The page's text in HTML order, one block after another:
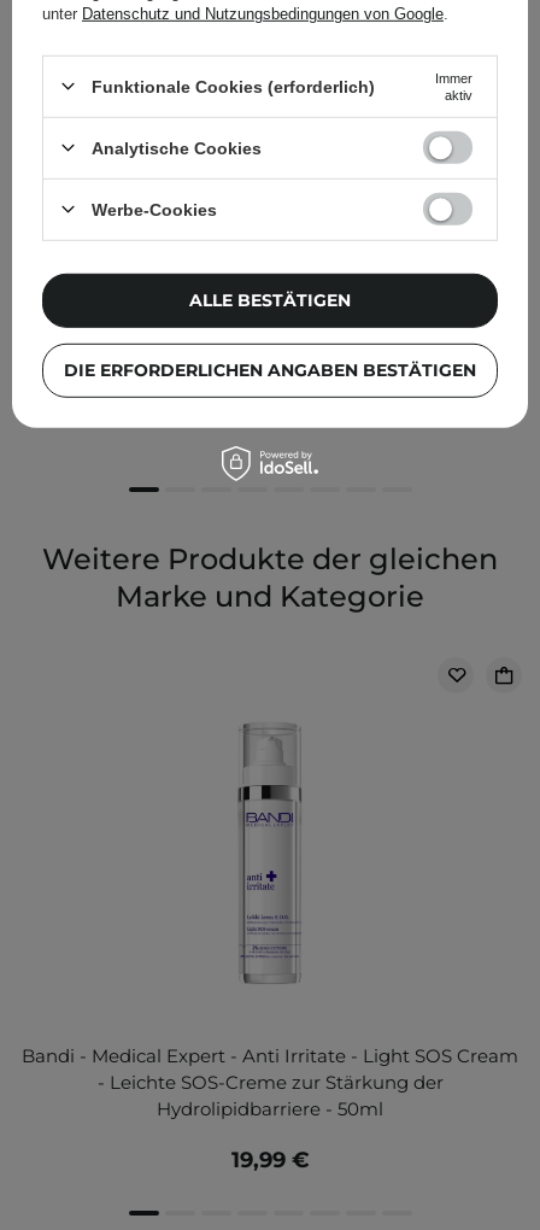
Purito Seoul - Mighty Bamboo Panthenol Serum -
Regenerierendes Serum mit Panthenol - 30ml,
Weitere Produkte der gleichen
Marke und Kategorie
Bandi - Medical Expert - Anti Irritate - Light SOS Cream
- Leichte SOS-Creme zur Stärkung der
Hydrolipidbarriere - 50ml
19,99 €
unter Datenschutz und Nutzungsbedingungen von Google
Funktionale Cookies (erforderlich)
Immer
aktiv
Analytische Cookies
Werbe-Cookies
DIE ERFORDERLICHEN ANGABEN BESTÄTIGEN
ALLE BESTÄTIGEN